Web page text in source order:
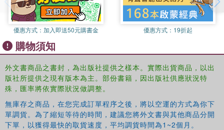
優惠方式： 加入即送50元購書金 優惠方式： 19折起
購物須知
外文書商品之書封，為出版社提供之樣本。實際出貨商品，以出
版社所提供之現有版本為主。部份書籍，因出版社供應狀況特
殊，匯率將依實際狀況做調整。
無庫存之商品，在您完成訂單程序之後，將以空運的方式為你下
單調貨。為了縮短等待的時間，建議您將外文書與其他商品分開
下單，以獲得最快的取貨速度，平均調貨時間為1~2個月。